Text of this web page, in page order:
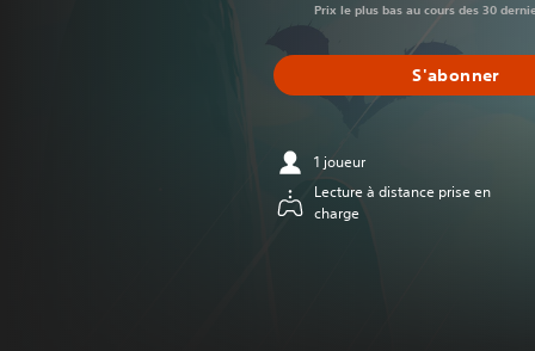
Prix le plus bas au cours des 30
S'abonner
1 joueur
Lecture à distance prise en
charge